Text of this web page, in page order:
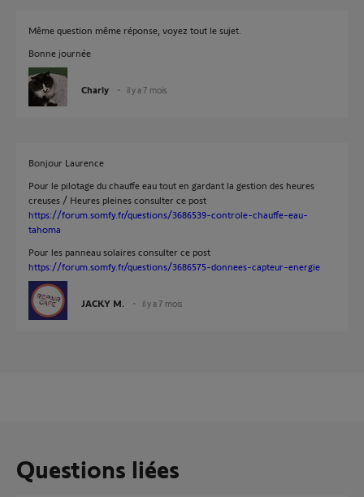
Même question même réponse, voyez tout le sujet.
Bonne journée
Charly il y a 7 mois
Bonjour Laurence
Pour le pilotage du chauffe eau tout en gardant la gestion des heures
creuses / Heures pleines consulter ce post
https://forum.somfy.fr/questions/3686539-controle-chauffe-eau-
tahoma
Pour les panneau solaires consulter ce post
https://forum.somfy.fr/questions/3686575-donnees-capteur-energie
JACKY M. il y a 7 mois
Questions liées